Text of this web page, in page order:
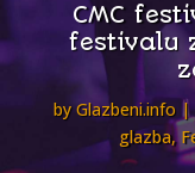
CMC
festivalu
byGlazbeni.info
glazba,